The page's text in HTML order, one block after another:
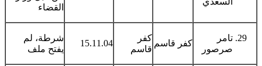
القضاء
تامر
صرصور
كفر قاسم
كفر
قاسم
15.11.04
شرطة، لم
يفتح ملف